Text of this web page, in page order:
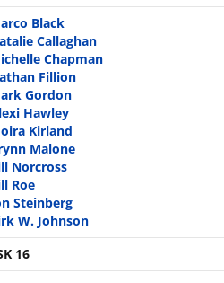
Black
Callaghan
Chapman
Fillion
Gordon
Hawley
Kirland
Malone
Norcross
Roe
Steinberg
W. Johnson
16